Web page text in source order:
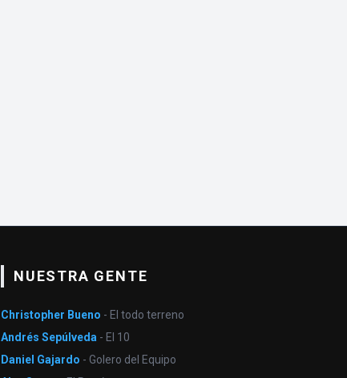
NUESTRA GENTE
Christopher Bueno - El todo terreno
Andrés Sepúlveda - El 10
Daniel Gajardo - Golero del Equipo